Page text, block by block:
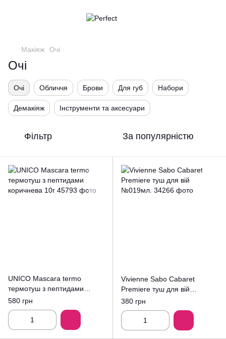
Макіяж Очі
Очі
Очі Обличчя Брови Для губ Набори
Демакіяж Інструменти та аксесуари
Фільтр За популярністю
UNICO Mascara termo
термотуш з пептидами
коричнева 10г
580 грн
Vivienne Sabo Cabaret
Premiere туш для вій
№019мл.
380 грн